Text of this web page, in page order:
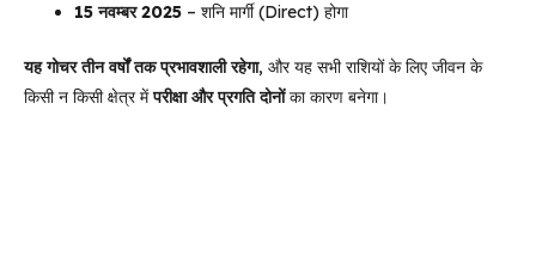
15 नवम्बर 2025 – शनि मार्गी (Direct) होगा
यह गोचर तीन वर्षों तक प्रभावशाली रहेगा, और यह सभी राशियों के लिए जीवन के
किसी न किसी क्षेत्र मेंपरीक्षा और प्रगति दोनोंका कारण बनेगा।